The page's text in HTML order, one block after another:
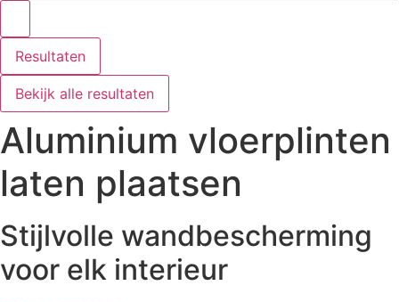
Resultaten
Bekijk alle resultaten
Aluminium vloerplinten
laten plaatsen
Stijlvolle wandbescherming
voor elk interieur